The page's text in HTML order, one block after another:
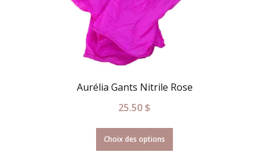
Aurélia Gants Nitrile Rose
25.50 $
Choix des options